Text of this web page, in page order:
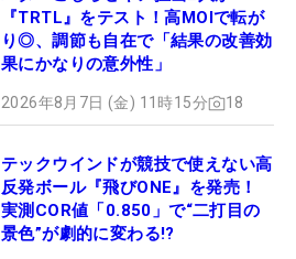
『TRTL』をテスト！高MOIで転が
り◎、調節も自在で「結果の改善効
果にかなりの意外性」
2026年8月7日 (金) 11時15分 18
テックウインドが競技で使えない高
反発ボール『飛びONE』を発売！
実測COR値「0.850」で“二打目の
景色”が劇的に変わる!?